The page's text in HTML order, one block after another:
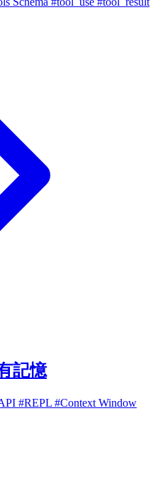
記憶
#REPL #Context Window